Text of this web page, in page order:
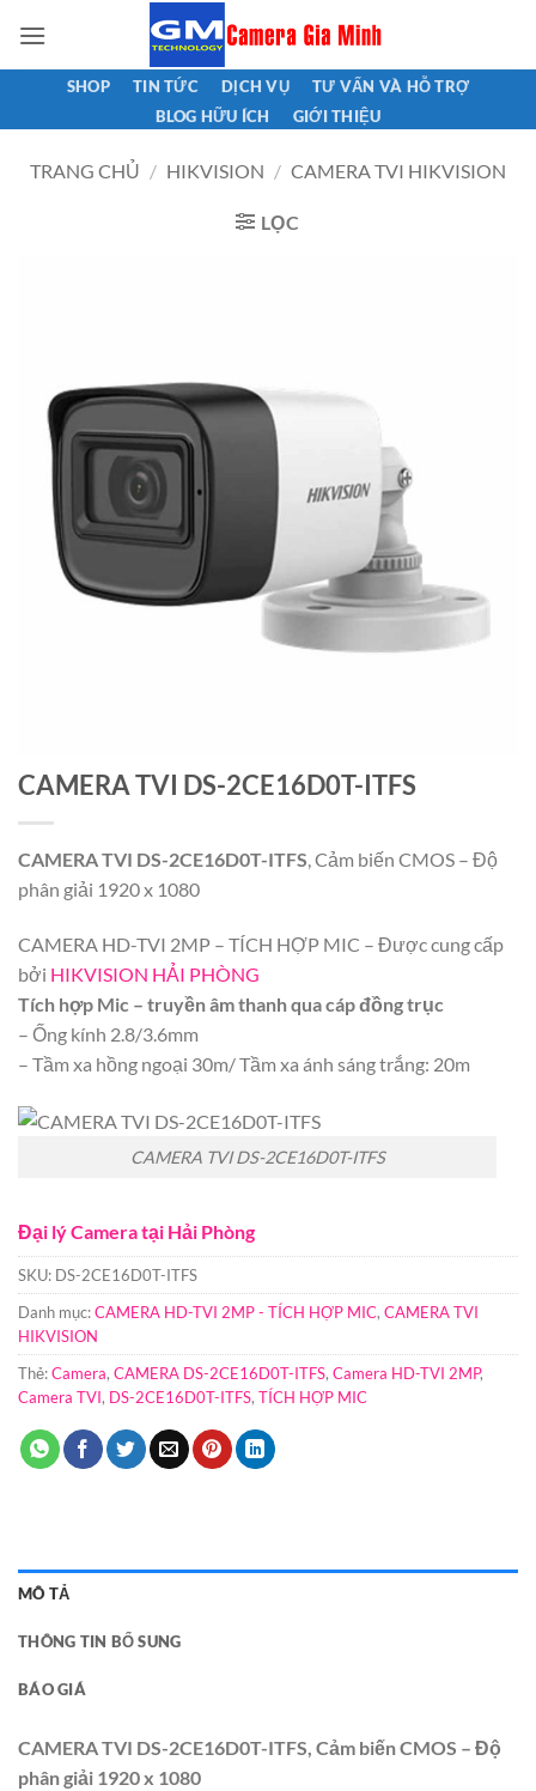
qua
nội
SHOP TIN TỨC DỊCH VỤ
TƯ VẤN VÀ HỖ TRỢ
BLOG HỮU ÍCH
GIỚI THIỆU
TRANG CHỦ / HIKVISION / CAMERA TVI HIKVISION
LỌC
CAMERA TVI DS-2CE16D0T-ITFS
CAMERA TVI DS-2CE16D0T-ITFS, Cảm biến CMOS – Độ
phân giải 1920 x 1080
CAMERA HD-TVI 2MP – TÍCH HỢP MIC – Được cung cấp
bởi HIKVISION HẢI PHÒNG
Tích hợp Mic – truyền âm thanh qua cáp đồng trục
– Ống kính 2.8/3.6mm
– Tầm xa hồng ngoại 30m/ Tầm xa ánh sáng trắng: 20m
CAMERA TVI DS-2CE16D0T-ITFS
Đại lý Camera tại Hải Phòng
SKU: DS-2CE16D0T-ITFS
Danh mục:CAMERA HD-TVI 2MP - TÍCH HỢP MIC, CAMERA TVI
HIKVISION
Thẻ:Camera, CAMERA DS-2CE16D0T-ITFS, Camera HD-TVI 2MP,
Camera TVI, DS-2CE16D0T-ITFS, TÍCH HỢP MIC
MÔ TẢ
THÔNG TIN BỔ SUNG
BÁO GIÁ
CAMERA TVI DS-2CE16D0T-ITFS, Cảm biến CMOS – Độ
phân giải 1920 x 1080